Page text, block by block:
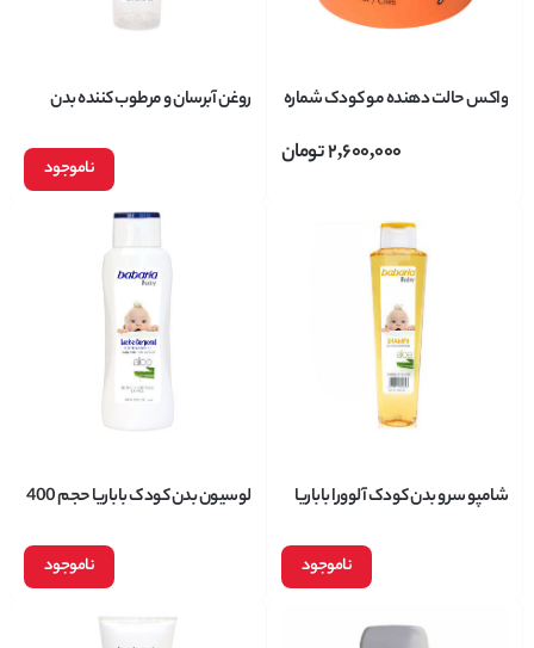
واکس حالت دهنده مو کودک شماره
2,600,000تومان
روغن آبرسان و مرطوب کننده بدن
ناموجود
شامپو سر و بدن کودک آلوورا باباریا
ناموجود
لوسیون بدن کودک باباریا حجم 400
ناموجود